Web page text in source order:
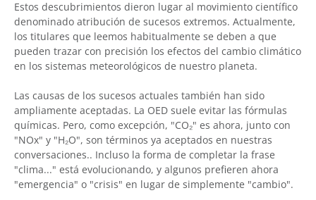
Estos descubrimientos dieron lugar al movimiento científico
denominado atribución de sucesos extremos. Actualmente,
los titulares que leemos habitualmente se deben a que
pueden trazar con precisión los efectos del cambio climático
en los sistemas meteorológicos de nuestro planeta.
Las causas de los sucesos actuales también han sido
ampliamente aceptadas. La OED suele evitar las fórmulas
químicas. Pero, como excepción, "CO₂" es ahora, junto con
"NOx" y "H₂O", son términos ya aceptados en nuestras
conversaciones.. Incluso la forma de completar la frase
"clima..." está evolucionando, y algunos prefieren ahora
"emergencia" o "crisis" en lugar de simplemente "cambio".